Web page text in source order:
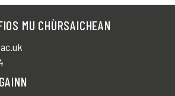
MU CHÙRSAICHEAN